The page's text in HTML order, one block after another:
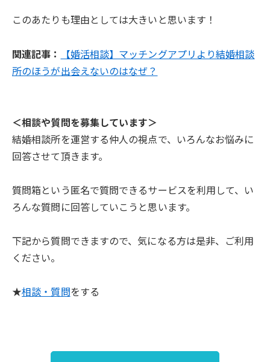
このあたりも理由としては大きいと思います！
関連記事：
【婚活相談】マッチングアプリより結婚相談
所のほうが出会えないのはなぜ？
＜相談や質問を募集しています＞
結婚相談所を運営する仲人の視点で、いろんなお悩みに
回答させて頂きます。
質問箱という匿名で質問できるサービスを利用して、い
ろんな質問に回答していこうと思います。
下記から質問できますので、気になる方は是非、ご利用
ください。
★相談・質問をする